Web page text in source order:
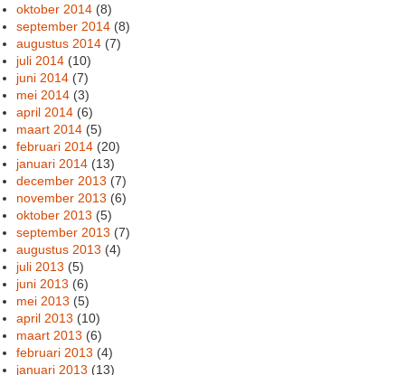
oktober 2014 (8)
september 2014 (8)
augustus 2014 (7)
juli 2014 (10)
juni 2014 (7)
mei 2014 (3)
april 2014 (6)
maart 2014 (5)
februari 2014 (20)
januari 2014 (13)
december 2013 (7)
november 2013 (6)
oktober 2013 (5)
september 2013 (7)
augustus 2013 (4)
juli 2013 (5)
juni 2013 (6)
mei 2013 (5)
april 2013 (10)
maart 2013 (6)
februari 2013 (4)
januari 2013 (13)